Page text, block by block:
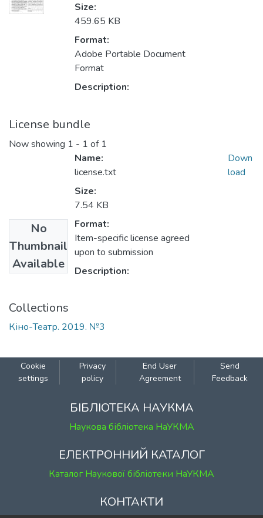
Size:
459.65 KB
Format:
Adobe Portable Document
Format
Description:
License bundle
Now showing 1 - 1 of 1
No
Thumbnail
Available
Name:
license.txt
Size:
7.54 KB
Format:
Item-specific license agreed
upon to submission
Description:
Down
load
Collections
Кіно-Театр. 2019. №3
Cookie
settings
Privacy
policy
End User
Agreement
Send
Feedback
БІБЛІОТЕКА НАУКМА
Наукова бібліотека НаУКМА
ЕЛЕКТРОННИЙ КАТАЛОГ
Каталог Наукової бібліотеки НаУКМА
КОНТАКТИ